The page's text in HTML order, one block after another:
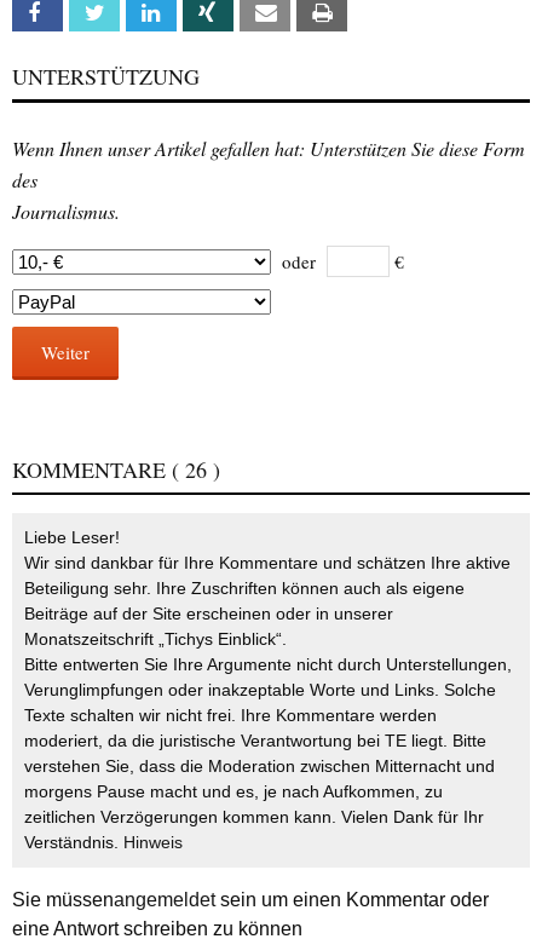
Facebook Twitter Linkedin Xing Email
UNTERSTÜTZUNG
Wenn Ihnen unser Artikel gefallen hat: Unterstützen Sie diese Form
des
Journalismus.
oder €
Weiter
KOMMENTARE ( 26 )
Liebe Leser!
Wir sind dankbar für Ihre Kommentare und schätzen Ihre aktive
Beteiligung sehr. Ihre Zuschriften können auch als eigene
Beiträge auf der Site erscheinen oder in unserer
Monatszeitschrift „Tichys Einblick“.
Bitte entwerten Sie Ihre Argumente nicht durch Unterstellungen,
Verunglimpfungen oder inakzeptable Worte und Links. Solche
Texte schalten wir nicht frei. Ihre Kommentare werden
moderiert, da die juristische Verantwortung bei TE liegt. Bitte
verstehen Sie, dass die Moderation zwischen Mitternacht und
morgens Pause macht und es, je nach Aufkommen, zu
zeitlichen Verzögerungen kommen kann. Vielen Dank für Ihr
Verständnis. Hinweis
Sie müssenangemeldetsein um einen Kommentar oder
eine Antwort schreiben zu können